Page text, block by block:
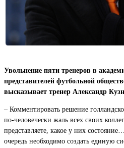
Увольнение пяти тренеров в
представителей футбольной
высказывает тренер Александр
– Комментировать решение
по-человечески жаль всех своих
представляете, какое у них
очередь необходимо создать единую